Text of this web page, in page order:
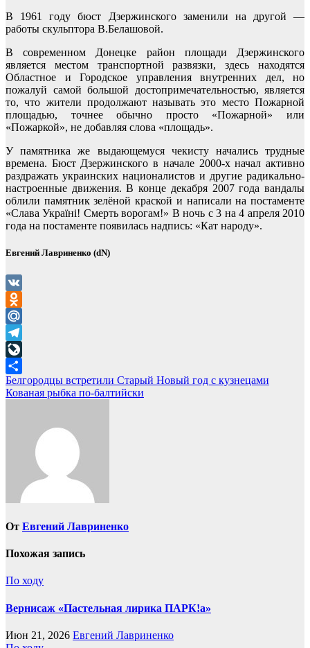
В 1961 году бюст Дзержинского заменили на другой —
работы скульптора В.Белашовой.
В современном Донецке район площади Дзержинского
является местом транспортной развязки, здесь находятся
Областное и Городское управления внутренних дел, но
пожалуй самой большой достопримечательностью, является
то, что жители продолжают называть это место Пожарной
площадью, точнее обычно просто «Пожарной» или
«Пожаркой», не добавляя слова «площадь».
У памятника же выдающемуся чекисту начались трудные
времена. Бюст Дзержинского в начале 2000-х начал активно
раздражать украинских националистов и другие радикально-
настроенные движения. В конце декабря 2007 года вандалы
облили памятник зелёной краской и написали на постаменте
«Слава Україні! Смерть ворогам!» В ночь с 3 на 4 апреля 2010
года на постаменте появилась надпись: «Кат народу».
Евгений Лавриненко (dN)
VK
Odnoklassniki
Mail.Ru
Telegram
LiveJournal
Отправить
Навигация
по
Белгородцы встретили Старый Новый год с кузнецами
Кованая рыбка по-балтийски
От Евгений Лавриненко
Похожая запись
По ходу
Вернисаж «Пастельная лирика ПАРК!а»
Июн 21, 2026 Евгений Лавриненко